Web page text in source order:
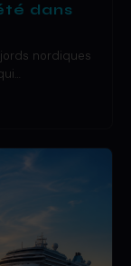
dans
nordiques